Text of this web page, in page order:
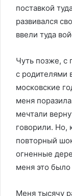
поставкой
развивался
ввели туда
Чуть позже, с
с
московские
меня
мечтали
говорили. Но,
повторный
огненные
меня это было
Меня тысячу